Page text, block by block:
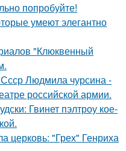
попробуйте!
умеют элегантно
"Клюквенный
Людмила чурсина -
российской армии.
Гвинет пэлтроу кое-
церковь: "Грех" Генриха